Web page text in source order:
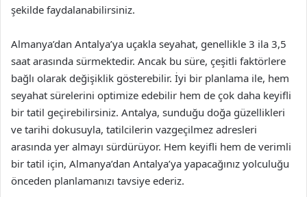
şekilde faydalanabilirsiniz.
Almanya’dan Antalya’ya uçakla seyahat, genellikle 3 ila 3,5
saat arasında sürmektedir. Ancak bu süre, çeşitli faktörlere
bağlı olarak değişiklik gösterebilir. İyi bir planlama ile, hem
seyahat sürelerini optimize edebilir hem de çok daha keyifli
bir tatil geçirebilirsiniz. Antalya, sunduğu doğa güzellikleri
ve tarihi dokusuyla, tatilcilerin vazgeçilmez adresleri
arasında yer almayı sürdürüyor. Hem keyifli hem de verimli
bir tatil için, Almanya’dan Antalya’ya yapacağınız yolculuğu
önceden planlamanızı tavsiye ederiz.